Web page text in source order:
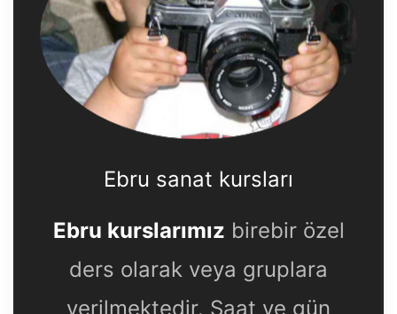
Ebru sanat kursları
Ebru kurslarımız birebir özel
ders olarak veya gruplara
verilmektedir. Saat ve gün